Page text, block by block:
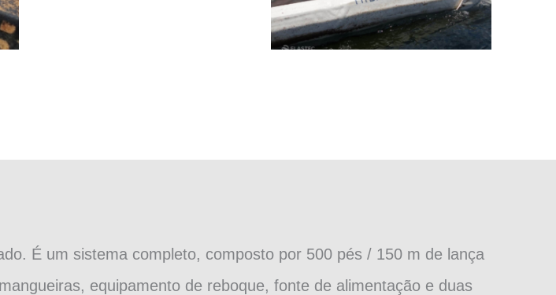
É um sistema completo, composto por 500 pés / 150 m de lança
equipamento de reboque, fonte de alimentação e duas